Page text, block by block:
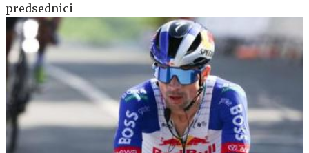
predsednici